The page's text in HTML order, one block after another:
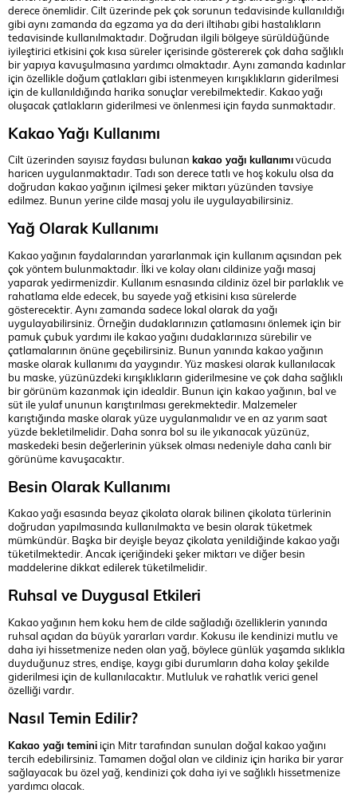
derece önemlidir. Cilt üzerinde pek çok sorunun tedavisinde kullanıldığı
gibi aynı zamanda da egzama ya da deri iltihabı gibi hastalıkların
tedavisinde kullanılmaktadır. Doğrudan ilgili bölgeye sürüldüğünde
iyileştirici etkisini çok kısa süreler içerisinde göstererek çok daha sağlıklı
bir yapıya kavuşulmasına yardımcı olmaktadır. Aynı zamanda kadınlar
için özellikle doğum çatlakları gibi istenmeyen kırışıklıkların giderilmesi
için de kullanıldığında harika sonuçlar verebilmektedir. Kakao yağı
oluşacak çatlakların giderilmesi ve önlenmesi için fayda sunmaktadır.
Kakao Yağı Kullanımı
Cilt üzerinden sayısız faydası bulunan kakao yağı kullanımıvücuda
haricen uygulanmaktadır. Tadı son derece tatlı ve hoş kokulu olsa da
doğrudan kakao yağının içilmesi şeker miktarı yüzünden tavsiye
edilmez. Bunun yerine cilde masaj yolu ile uygulayabilirsiniz.
Yağ Olarak Kullanımı
Kakao yağının faydalarından yararlanmak için kullanım açısından pek
çok yöntem bulunmaktadır. İlki ve kolay olanı cildinize yağı masaj
yaparak yedirmenizdir. Kullanım esnasında cildiniz özel bir parlaklık ve
rahatlama elde edecek, bu sayede yağ etkisini kısa sürelerde
gösterecektir. Aynı zamanda sadece lokal olarak da yağı
uygulayabilirsiniz. Örneğin dudaklarınızın çatlamasını önlemek için bir
pamuk çubuk yardımı ile kakao yağını dudaklarınıza sürebilir ve
çatlamalarının önüne geçebilirsiniz. Bunun yanında kakao yağının
maske olarak kullanımı da yaygındır. Yüz maskesi olarak kullanılacak
bu maske, yüzünüzdeki kırışıklıkların giderilmesine ve çok daha sağlıklı
bir görünüm kazanmak için idealdir. Bunun için kakao yağının, bal ve
süt ile yulaf ununun karıştırılması gerekmektedir. Malzemeler
karıştığında maske olarak yüze uygulanmalıdır ve en az yarım saat
yüzde bekletilmelidir. Daha sonra bol su ile yıkanacak yüzünüz,
maskedeki besin değerlerinin yüksek olması nedeniyle daha canlı bir
görünüme kavuşacaktır.
Besin Olarak Kullanımı
Kakao yağı esasında beyaz çikolata olarak bilinen çikolata türlerinin
doğrudan yapılmasında kullanılmakta ve besin olarak tüketmek
mümkündür. Başka bir deyişle beyaz çikolata yenildiğinde kakao yağı
tüketilmektedir. Ancak içeriğindeki şeker miktarı ve diğer besin
maddelerine dikkat edilerek tüketilmelidir.
Ruhsal ve Duygusal Etkileri
Kakao yağının hem koku hem de cilde sağladığı özelliklerin yanında
ruhsal açıdan da büyük yararları vardır. Kokusu ile kendinizi mutlu ve
daha iyi hissetmenize neden olan yağ, böylece günlük yaşamda sıklıkla
duyduğunuz stres, endişe, kaygı gibi durumların daha kolay şekilde
giderilmesi için de kullanılacaktır. Mutluluk ve rahatlık verici genel
özelliği vardır.
Nasıl Temin Edilir?
Kakao yağı temini için Mitr tarafından sunulan doğal kakao yağını
tercih edebilirsiniz. Tamamen doğal olan ve cildiniz için harika bir yarar
sağlayacak bu özel yağ, kendinizi çok daha iyi ve sağlıklı hissetmenize
yardımcı olacak.